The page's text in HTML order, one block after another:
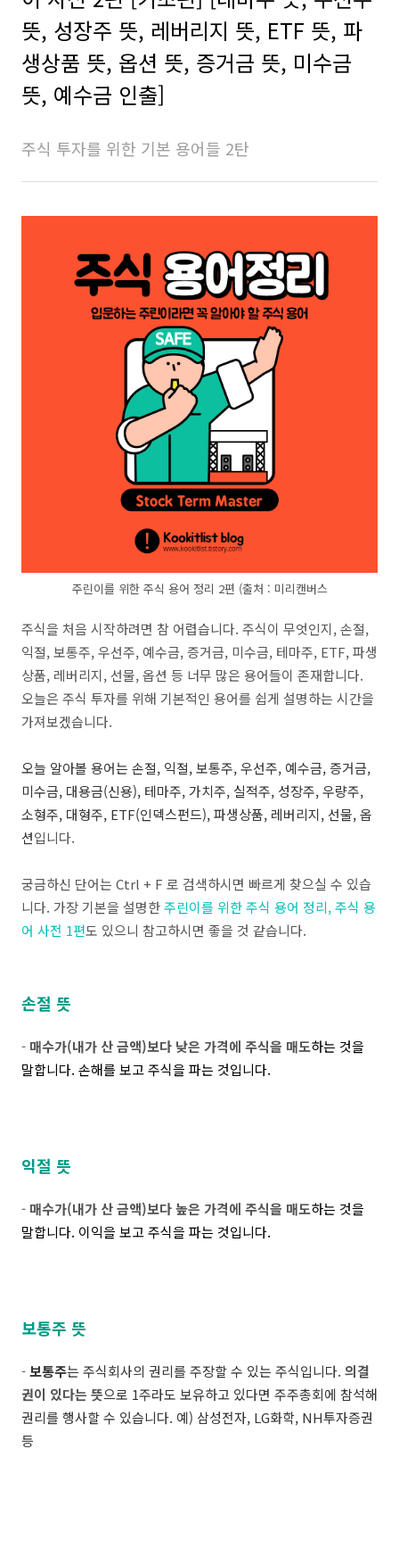
뜻, 성장주 뜻, 레버리지 뜻, ETF 뜻, 파
생상품 뜻, 옵션 뜻, 증거금 뜻, 미수금
뜻, 예수금 인출]
주식 투자를 위한 기본 용어들 2탄
주린이를 위한 주식 용어 정리 2편 (출처 : 미리캔버스
주식을 처음 시작하려면 참 어렵습니다. 주식이 무엇인지, 손절,
익절, 보통주, 우선주, 예수금, 증거금, 미수금, 테마주, ETF, 파생
상품, 레버리지, 선물, 옵션 등 너무 많은 용어들이 존재합니다.
오늘은 주식 투자를 위해 기본적인 용어를 쉽게 설명하는 시간을
가져보겠습니다.
오늘 알아볼 용어는 손절, 익절, 보통주, 우선주, 예수금, 증거금,
미수금, 대용금(신용), 테마주, 가치주, 실적주, 성장주, 우량주,
소형주, 대형주, ETF(인덱스펀드), 파생상품, 레버리지, 선물, 옵
션입니다.
궁금하신 단어는 Ctrl + F 로 검색하시면 빠르게 찾으실 수 있습
니다. 가장 기본을 설명한주린이를 위한 주식 용어 정리, 주식 용
어 사전 1편도 있으니 참고하시면 좋을 것 같습니다.
손절 뜻
- 매수가(내가 산 금액)보다 낮은 가격에 주식을 매도하는 것을
말합니다. 손해를 보고 주식을 파는 것입니다.
익절 뜻
- 매수가(내가 산 금액)보다 높은 가격에 주식을 매도하는 것을
말합니다. 이익을 보고 주식을 파는 것입니다.
보통주 뜻
-보통주는 주식회사의 권리를 주장할 수 있는 주식입니다. 의결
권이 있다는 뜻으로 1주라도 보유하고 있다면 주주총회에 참석해
권리를 행사할 수 있습니다. 예) 삼성전자, LG화학, NH투자증권
등